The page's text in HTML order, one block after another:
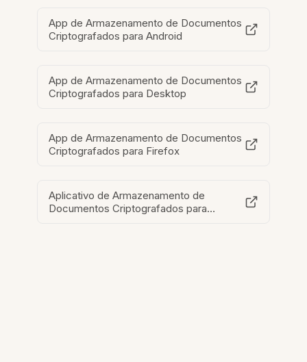
App de Armazenamento de Documentos
Criptografados para Android
App de Armazenamento de Documentos
Criptografados para Desktop
App de Armazenamento de Documentos
Criptografados para Firefox
Aplicativo de Armazenamento de
Documentos Criptografados para